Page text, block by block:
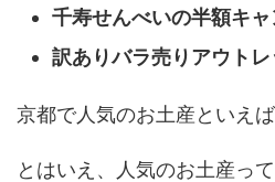
千寿せんべいの半額キャ
訳ありバラ売りアウト
京都で人気のお土産といえ
とはいえ、人気のお土産っ